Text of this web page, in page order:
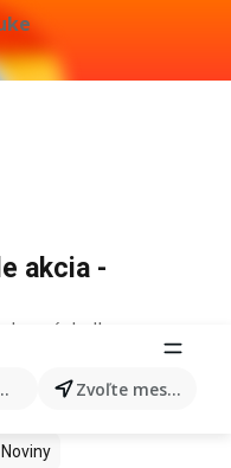
produkty... Zvoľte mesto
akcia -
výsledky.
Tesco
Noviny